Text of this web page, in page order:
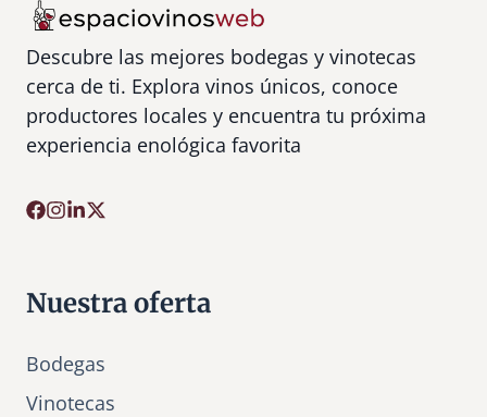
Descubre las mejores bodegas y vinotecas
cerca de ti. Explora vinos únicos, conoce
productores locales y encuentra tu próxima
experiencia enológica favorita
Nuestra oferta
Bodegas
Vinotecas